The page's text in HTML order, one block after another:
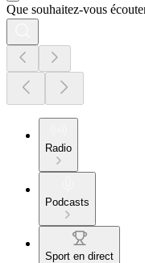
Que souhaitez-vous
Radio
Podcasts
Sport en direct